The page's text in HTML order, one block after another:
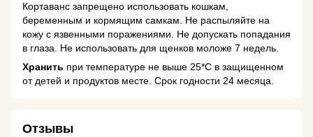
Кортаванс запрещено использовать кошкам,
беременным и кормящим самкам. Не распыляйте на
кожу с язвенными поражениями. Не допускать попадания
в глаза. Не использовать для щенков моложе 7 недель.
Хранить при температуре не выше 25*С в защищенном
от детей и продуктов месте. Срок годности 24 месяца.
Отзывы